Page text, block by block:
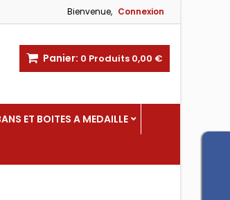
Bienvenue, Connexion
Panier: 0 Produits 0,00 €
ET BOITES A MEDAILLE